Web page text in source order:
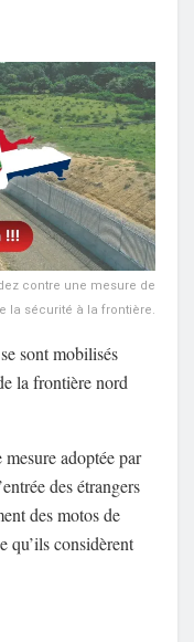
contre une mesure de
la sécurité à la frontière.
sont mobilisés
la frontière nord
adoptée par
des étrangers
des motos de
qu’ils considèrent